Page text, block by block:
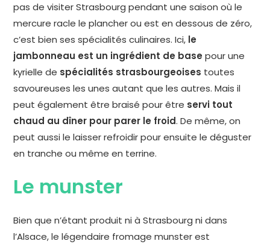
pas de visiter Strasbourg pendant une saison où le
mercure racle le plancher ou est en dessous de zéro,
c’est bien ses spécialités culinaires. Ici, le
jambonneau est un ingrédient de base pour une
kyrielle de spécialités strasbourgeoises toutes
savoureuses les unes autant que les autres. Mais il
peut également être braisé pour être servi tout
chaud au dîner pour parer le froid. De même, on
peut aussi le laisser refroidir pour ensuite le déguster
en tranche ou même en terrine.
Le munster
Bien que n’étant produit ni à Strasbourg ni dans
l’Alsace, le légendaire fromage munster est